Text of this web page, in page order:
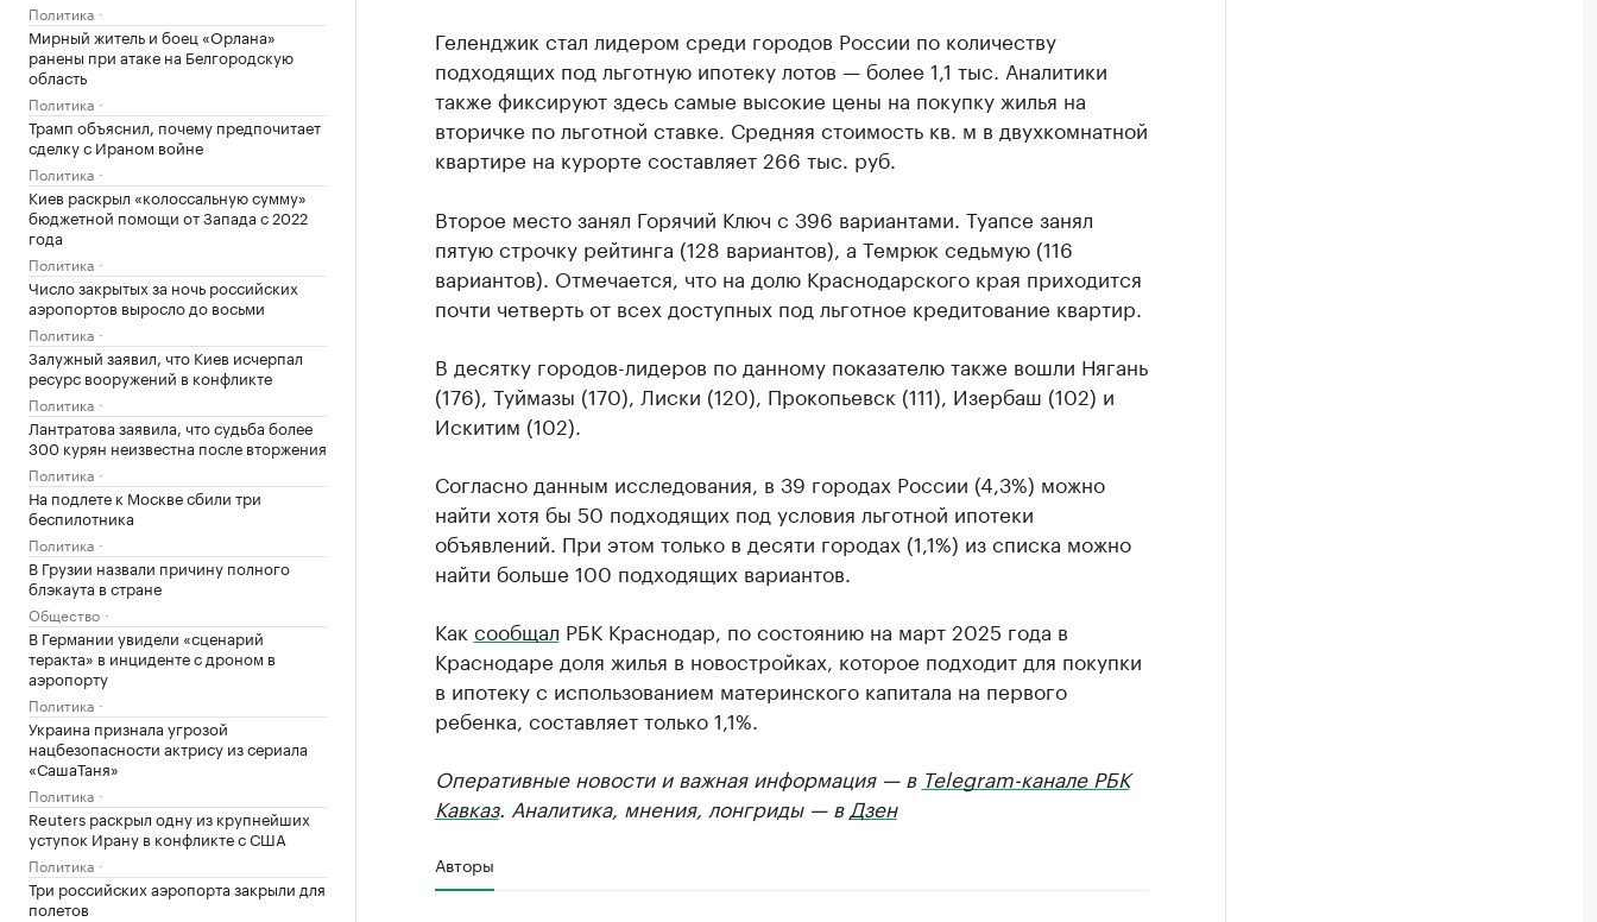
Политика
Мирный житель и боец «Орлана»
ранены при атаке на Белгородскую
область
Политика
Трамп объяснил, почему предпочитает
сделку с Ираном войне
Политика
Киев раскрыл «колоссальную сумму»
бюджетной помощи от Запада с 2022
года
Политика
Число закрытых за ночь российских
аэропортов выросло до восьми
Политика
Залужный заявил, что Киев исчерпал
ресурс вооружений в конфликте
Политика
Лантратова заявила, что судьба более
300 курян неизвестна после вторжения
Политика
На подлете к Москве сбили три
беспилотника
Политика
В Грузии назвали причину полного
блэкаута в стране
Общество
В Германии увидели «сценарий
теракта» в инциденте с дроном в
аэропорту
Политика
Украина признала угрозой
нацбезопасности актрису из сериала
«СашаТаня»
Политика
Reuters раскрыл одну из крупнейших
уступок Ирану в конфликте с США
Политика
Три российских аэропорта закрыли для
полетов
Геленджик стал лидером среди городов России по количеству
подходящих под льготную ипотеку лотов — более 1,1 тыс. Аналитики
также фиксируют здесь самые высокие цены на покупку жилья на
вторичке по льготной ставке. Средняя стоимость кв. м в двухкомнатной
квартире на курорте составляет 266 тыс. руб.
Второе место занял Горячий Ключ с 396 вариантами. Туапсе занял
пятую строчку рейтинга (128 вариантов), а Темрюк седьмую (116
вариантов). Отмечается, что на долю Краснодарского края приходится
почти четверть от всех доступных под льготное кредитование квартир.
В десятку городов-лидеров по данному показателю также вошли Нягань
(176), Туймазы (170), Лиски (120), Прокопьевск (111), Изербаш (102) и
Искитим (102).
Согласно данным исследования, в 39 городах России (4,3%) можно
найти хотя бы 50 подходящих под условия льготной ипотеки
объявлений. При этом только в десяти городах (1,1%) из списка можно
найти больше 100 подходящих вариантов.
Как сообщал РБК Краснодар, по состоянию на март 2025 года в
Краснодаре доля жилья в новостройках, которое подходит для покупки
в ипотеку с использованием материнского капитала на первого
ребенка, составляет только 1,1%.
Оперативные новости и важная информация — в Telegram-канале РБК
Кавказ. Аналитика, мнения, лонгриды — в Дзен
Авторы